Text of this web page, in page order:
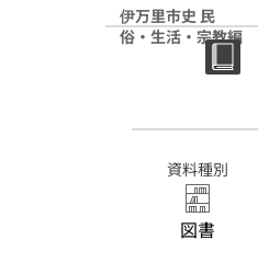
伊万里市史 民
俗・生活・宗教編
資料種別
図書